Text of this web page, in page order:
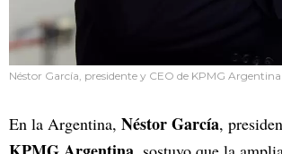
Néstor García, presidente y CEO de KPMG Argentina
En la Argentina, Néstor García,